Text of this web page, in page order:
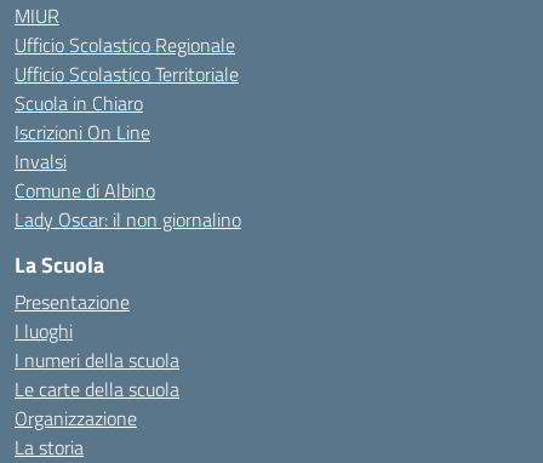
MIUR
Ufficio Scolastico Regionale
Ufficio Scolastico Territoriale
Scuola in Chiaro
Iscrizioni On Line
Invalsi
Comune di Albino
Lady Oscar: il non giornalino
La Scuola
Presentazione
I luoghi
I numeri della scuola
Le carte della scuola
Organizzazione
La storia